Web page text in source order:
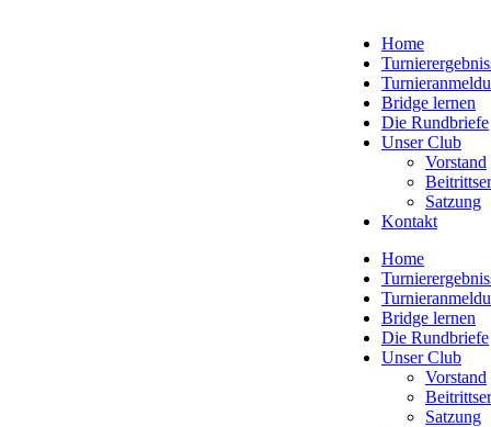
Home
Bridge lernen
Die Rundbriefe
Unser Club
Vorstand
Satzung
Kontakt
Home
Bridge lernen
Die Rundbriefe
Unser Club
Vorstand
Satzung